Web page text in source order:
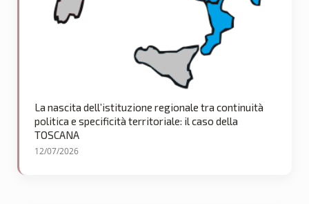
La nascita dell’istituzione regionale tra continuità
politica e specificità territoriale: il caso della
TOSCANA
12/07/2026